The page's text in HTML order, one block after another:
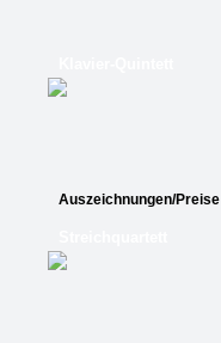
Auszeichnungen/Preise